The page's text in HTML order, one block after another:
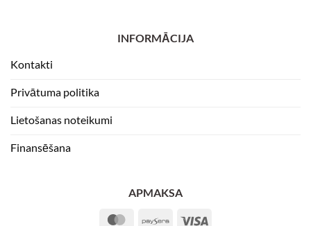
INFORMĀCIJA
Kontakti
Privātuma politika
Lietošanas noteikumi
Finansēšana
APMAKSA
MasterCardPaysera